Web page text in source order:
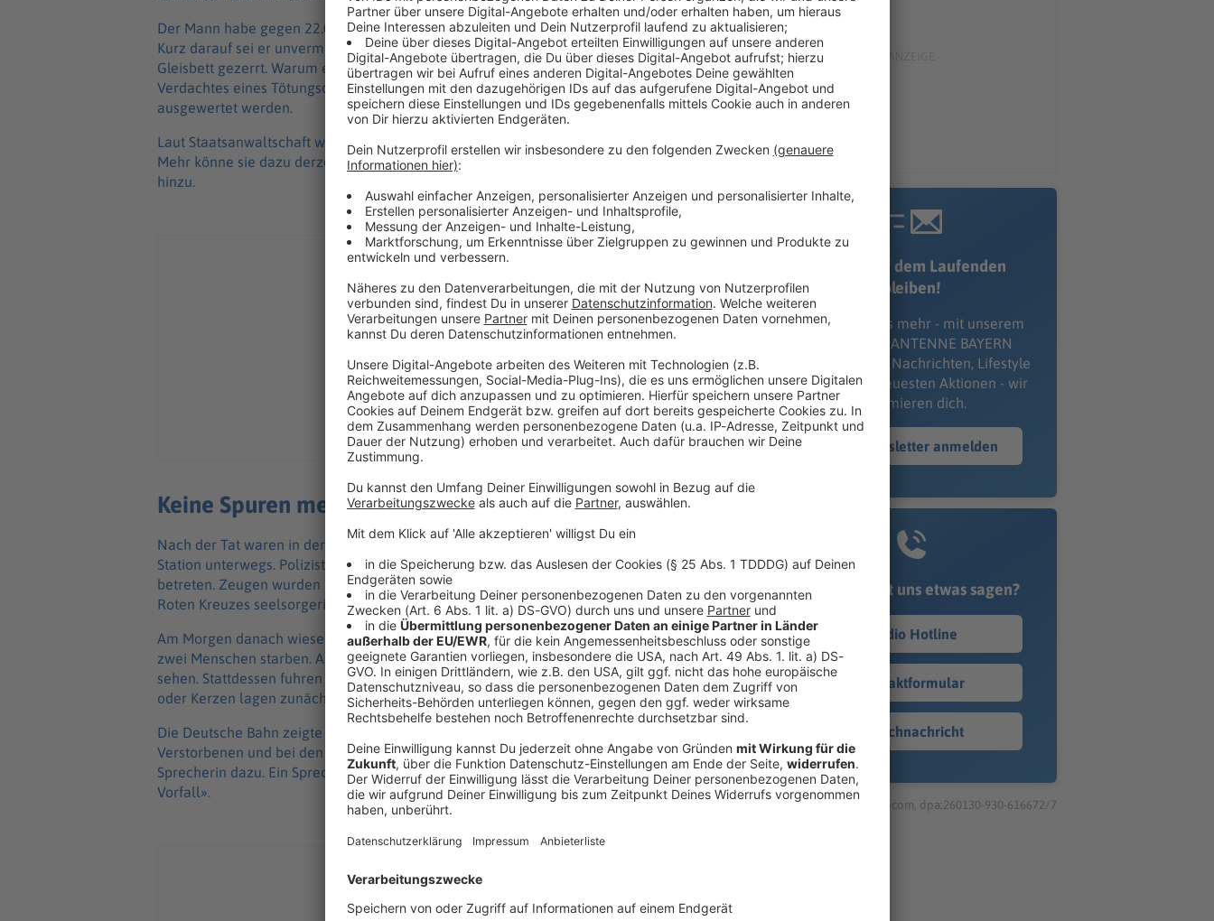
Der Mann habe gegen 22.00 Uhr abseits von der 18-Jährigen auf dem Bahnsteig gestanden.
Kurz darauf sei er unvermittelt auf die Frau zugegangen, habe sie ergriffen und sie mit ins
Gleisbett gezerrt. Warum er das tat, sei unklar. Die Mordkommission ermittelt wegen des
Verdachtes eines Tötungsdeliktes. Videoaufnahmen und Zeugenaussagen sollen weiter
ausgewertet werden.
Laut Staatsanwaltschaft war der 25-Jährige bereits strafrechtlich in Erscheinung getreten.
Mehr könne sie dazu derzeit nicht sagen, fügte eine Sprecherin der Staatsanwaltschaft
hinzu.
Keine Spuren mehr am Morgen danach
Nach der Tat waren in der Nacht viele Rettungskräfte und Polizeibeamte in und vor der
Station unterwegs. Polizisten sicherten die Eingänge ab, damit keine Unbefugten die Station
betreten. Zeugen wurden laut Polizei vom Kriseninterventionsteam (KIT) des Deutschen
Roten Kreuzes seelsorgerisch betreut.
Am Morgen danach wiesen keine Spuren darauf hin, dass in dem U-Bahnhof in der Nacht
zwei Menschen starben. Auf den Bahnsteigen sowie den Zugängen war keine Polizei zu
sehen. Stattdessen fuhren zahlreiche Menschen mit der U-Bahn an ihr Ziel. Auch Blumen
oder Kerzen lagen zunächst nicht am Bahnsteig oder im Bahnhof.
Die Deutsche Bahn zeigte sich bestürzt. «Unsere Gedanken sind bei den Angehörigen der
Verstorbenen und bei den Kolleginnen und Kollegen der Hochbahn», sagte eine S-Bahn-
Sprecherin dazu. Ein Sprecher der Hamburger Hochbahn sprach von einem «fürchterlichen
Vorfall».
Immer auf dem Laufenden
bleiben!
Verpass' nichts mehr - mit unserem
kostenlosen ANTENNE BAYERN
Newsletter. Ob Nachrichten, Lifestyle
oder unsere neuesten Aktionen - wir
informieren dich.
Zum Newsletter anmelden
Du möchtest uns etwas sagen?
Studio Hotline
Kontaktformular
Sprachnachricht
© dpa-infocom, dpa:260130-930-616672/7